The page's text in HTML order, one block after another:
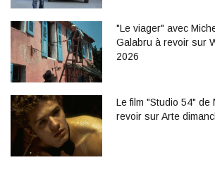
"Le viager" avec
Galabru à revoir sur
2026
Le film "Studio 54"
revoir sur Arte